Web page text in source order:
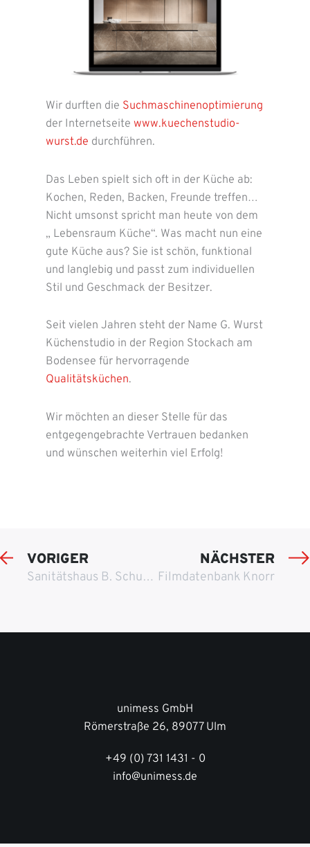
Wir durften die Suchmaschinenoptimierung
der Internetseite www.kuechenstudio-
wurst.de durchführen.
Das Leben spielt sich oft in der Küche ab:
Kochen, Reden, Backen, Freunde treffen…
Nicht umsonst spricht man heute von dem
„ Lebensraum Küche“. Was macht nun eine
gute Küche aus? Sie ist schön, funktional
und langlebig und passt zum individuellen
Stil und Geschmack der Besitzer.
Seit vielen Jahren steht der Name G. Wurst
Küchenstudio in der Region Stockach am
Bodensee für hervorragende
Qualitätsküchen.
Wir möchten an dieser Stelle für das
entgegengebrachte Vertrauen bedanken
und wünschen weiterhin viel Erfolg!
VORIGER
Sanitätshaus B. Schulz aus Radolfzell
NÄCHSTER
Filmdatenbank Knorr
unimess GmbH
Römerstraße 26, 89077 Ulm
+49 (0) 731 1431 - 0
info@unimess.de